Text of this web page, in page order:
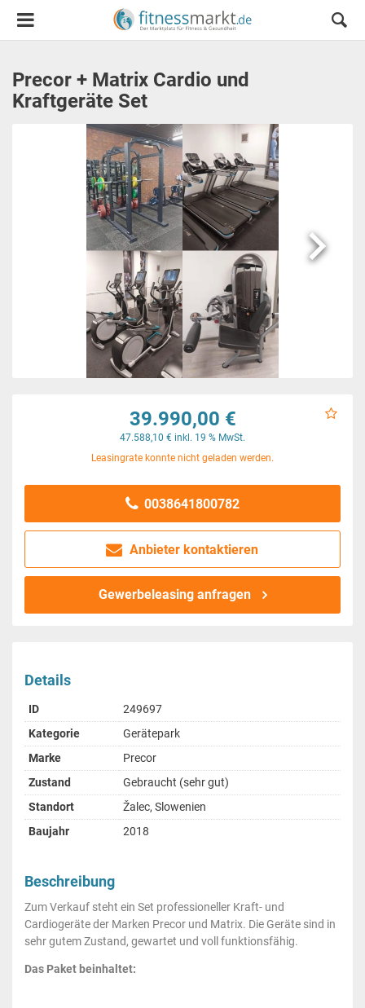
Precor + Matrix Cardio und
Kraftgeräte Set

39.990,00 €
47.588,10 € inkl. 19 % MwSt.
Leasingrate konnte nicht geladen werden.
0038641800782
Anbieter kontaktieren
Gewerbeleasing anfragen
Details
ID
249697
Kategorie
Gerätepark
Marke
Precor
Zustand
Gebraucht (sehr gut)
Standort
Žalec, Slowenien
Baujahr
2018
Beschreibung
Zum Verkauf steht ein Set professioneller Kraft- und
Cardiogeräte der Marken Precor und Matrix. Die Geräte sind in
sehr gutem Zustand, gewartet und voll funktionsfähig.
Das Paket beinhaltet: